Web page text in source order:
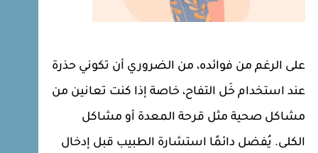
على الرغم من فوائده، من الضروري أن تكوني حذرة
عند استخدام خَل التفاح، خاصة إذا كنت تعانين من
مشاكل صحية مثل قرحة المعدة أو مشاكل
الكلى. يُفضل دائمًا استشارة الطبيب قبل إدخال